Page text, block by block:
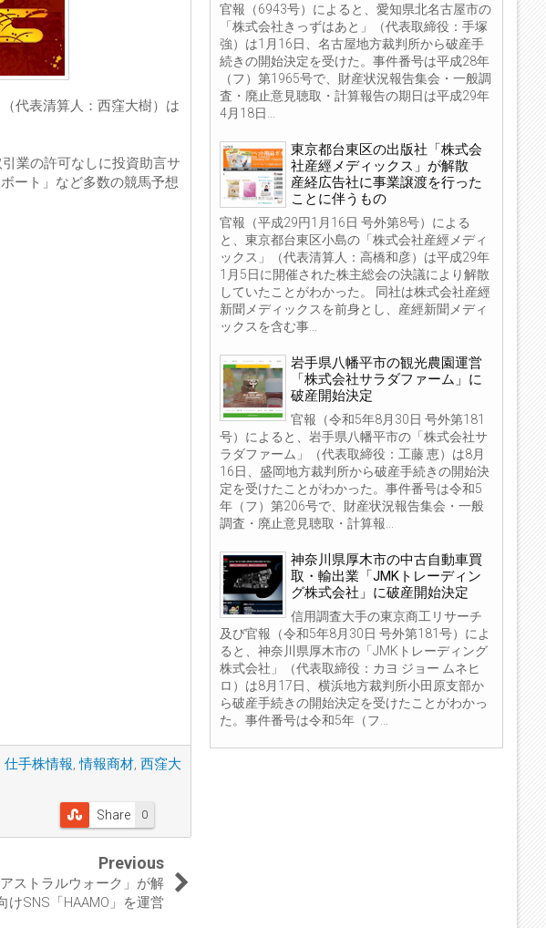
代表清算人：西窪大樹）は
業の許可なしに投資助言サ
ート」など多数の競馬予想
仕手株情報, 情報商材, 西窪大
0
Share
Previous
ストラルウォーク」が解
SNS「HAAMO」を運営
官報（6943号）によると、愛知県北名古屋市の
「株式会社きっずはあと」（代表取締役：手塚
強）は1月16日、名古屋地方裁判所から破産手
続きの開始決定を受けた。事件番号は平成28年
（フ）第1965号で、財産状況報告集会・一般調
査・廃止意見聴取・計算報告の期日は平成29年
4月18日...
東京都台東区の出版社「株式会
社産經メディックス」が解散
産経広告社に事業譲渡を行った
ことに伴うもの
官報（平成29円1月16日 号外第8号）による
と、東京都台東区小島の「株式会社産經メディ
ックス」（代表清算人：高橋和彦）は平成29年
1月5日に開催された株主総会の決議により解散
していたことがわかった。 同社は株式会社産經
新聞メディックスを前身とし、産經新聞メディ
ックスを含む事...
岩手県八幡平市の観光農園運営
「株式会社サラダファーム」に
破産開始決定
官報（令和5年8月30日 号外第181
号）によると、岩手県八幡平市の「株式会社サ
ラダファーム」（代表取締役：工藤 恵）は8月
16日、盛岡地方裁判所から破産手続きの開始決
定を受けたことがわかった。事件番号は令和5
年（フ）第206号で、財産状況報告集会・一般
調査・廃止意見聴取・計算報...
神奈川県厚木市の中古自動車買
取・輸出業「JMKトレーディン
グ株式会社」に破産開始決定
信用調査大手の東京商工リサーチ
及び官報（令和5年8月30日 号外第181号）によ
ると、神奈川県厚木市の「JMKトレーディング
株式会社」（代表取締役：カヨ ジョー ムネヒ
ロ）は8月17日、横浜地方裁判所小田原支部か
ら破産手続きの開始決定を受けたことがわかっ
た。事件番号は令和5年（フ...